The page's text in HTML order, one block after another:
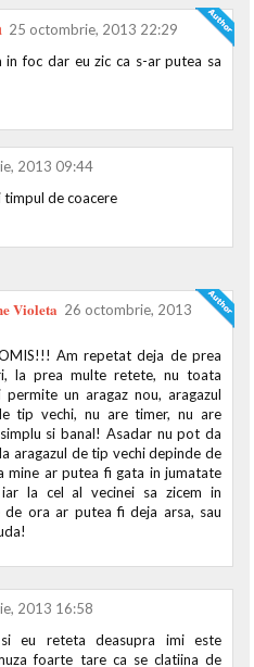
25 octombrie, 2013 22:29
in foc dar eu zic ca s-ar putea sa
2013 09:44
timpul de coacere
Violeta 26 octombrie, 2013
Am repetat deja de prea
la prea multe retete, nu toata
permite un aragaz nou, aragazul
tip vechi, nu are timer, nu are
si banal! Asadar nu pot da
aragazul de tip vechi depinde de
mine ar putea fi gata in jumatate
la cel al vecinei sa zicem in
de ora ar putea fi deja arsa, sau
2013 16:58
eu reteta deasupra imi este
foarte tare ca se clatiina de